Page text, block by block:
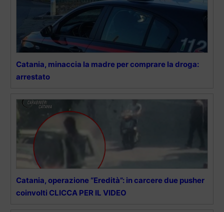
Catania, minaccia la madre per comprare la droga:
arrestato
Catania, operazione “Eredità”: in carcere due pusher
coinvolti CLICCA PER IL VIDEO